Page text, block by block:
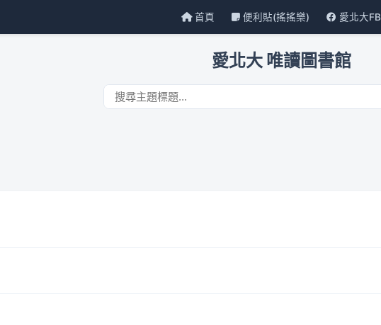
首頁 便利貼(搖搖樂) 愛北大FB
愛北大 唯讀圖書館